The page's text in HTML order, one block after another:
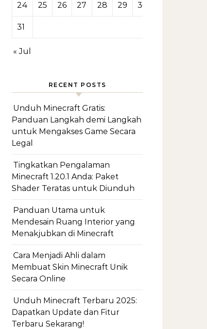
24 25 26 27 28 29 30
31
« Jul
RECENT POSTS
Unduh Minecraft Gratis:
Panduan Langkah demi Langkah
untuk Mengakses Game Secara
Legal
Tingkatkan Pengalaman
Minecraft 1.20.1 Anda: Paket
Shader Teratas untuk Diunduh
Panduan Utama untuk
Mendesain Ruang Interior yang
Menakjubkan di Minecraft
Cara Menjadi Ahli dalam
Membuat Skin Minecraft Unik
Secara Online
Unduh Minecraft Terbaru 2025:
Dapatkan Update dan Fitur
Terbaru Sekarang!